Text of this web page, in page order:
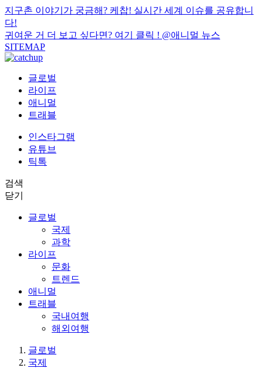
지구촌 이야기가 궁금해? 케찹! 실시간 세계 이슈를 공유합니
다!
귀여운 거 더 보고 싶다면? 여기 클릭 ! @애니멀 뉴스
SITEMAP
글로벌
라이프
애니멀
트래블
인스타그램
유튜브
틱톡
검색
닫기
글로벌
국제
과학
라이프
문화
트렌드
애니멀
트래블
국내여행
해외여행
글로벌
국제